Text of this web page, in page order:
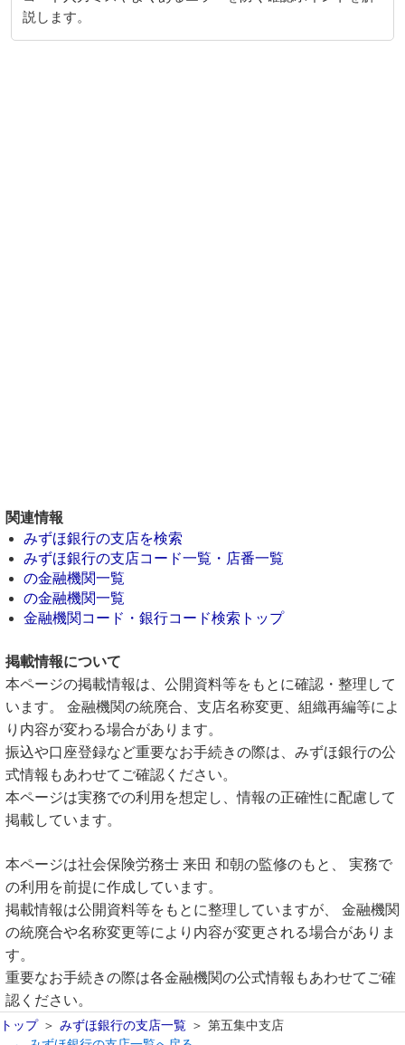
説します。
関連情報
みずほ銀行の支店を検索
みずほ銀行の支店コード一覧・店番一覧
の金融機関一覧
の金融機関一覧
金融機関コード・銀行コード検索トップ
掲載情報について
本ページの掲載情報は、公開資料等をもとに確認・整理して
います。 金融機関の統廃合、支店名称変更、組織再編等によ
り内容が変わる場合があります。
振込や口座登録など重要なお手続きの際は、みずほ銀行の公
式情報もあわせてご確認ください。
本ページは実務での利用を想定し、情報の正確性に配慮して
掲載しています。
本ページは社会保険労務士 来田 和朝の監修のもと、 実務で
の利用を前提に作成しています。
掲載情報は公開資料等をもとに整理していますが、 金融機関
の統廃合や名称変更等により内容が変更される場合がありま
す。
重要なお手続きの際は各金融機関の公式情報もあわせてご確
認ください。
トップ みずほ銀行の支店一覧
第五集中支店